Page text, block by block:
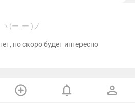
ヽ(ー_ー )ノ
но скоро будет интересно